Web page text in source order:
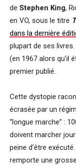
de Stephen King,
en VO, sous le titre
dans la dernière
plupart de ses
(en 1967 alors qu’il
premier publié.
Cette dystopie
écrasée par un
“longue marche” :
doivent marcher
peine d’être
remporte une